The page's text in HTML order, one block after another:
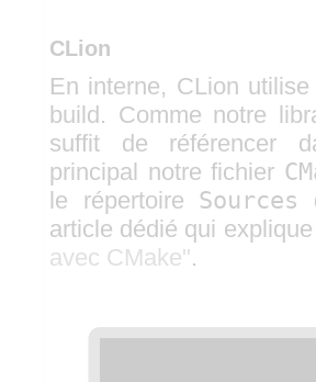
CLion
En interne, CLion
build. Comme notre
suffit de référencer
principal notre fichier
le répertoire Sources
article dédié qui
avec CMake".